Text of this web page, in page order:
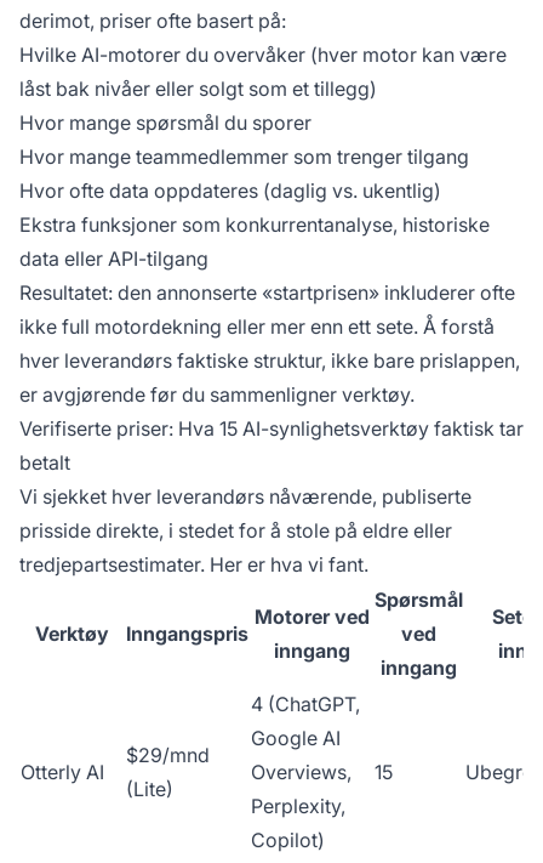
derimot, priser ofte basert på:
Hvilke AI-motorer du overvåker (hver motor kan være
låst bak nivåer eller solgt som et tillegg)
Hvor mange spørsmål du sporer
Hvor mange teammedlemmer som trenger tilgang
Hvor ofte data oppdateres (daglig vs. ukentlig)
Ekstra funksjoner som konkurrentanalyse, historiske
data eller API-tilgang
Resultatet: den annonserte «startprisen» inkluderer ofte
ikke full motordekning eller mer enn ett sete. Å forstå
hver leverandørs faktiske struktur, ikke bare prislappen,
er avgjørende før du sammenligner verktøy.
Verifiserte priser: Hva 15 AI-synlighetsverktøy faktisk tar
betalt
Vi sjekket hver leverandørs nåværende, publiserte
prisside direkte, i stedet for å stole på eldre eller
tredjepartsestimater. Her er hva vi fant.
Verktøy Inngangspris
Motorer ved
inngang
Spørsmål
ved
inngang
Otterly AI
$29/mnd
(Lite)
4 (ChatGPT,
Google AI
Overviews,
Perplexity,
Copilot)
15